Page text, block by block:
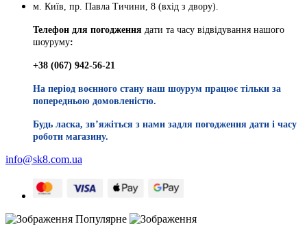
м. Київ, пр. Павла Тичини, 8 (вхід з двору).
Телефон для погодження дати та часу відвідування нашого
шоуруму:
+38 (067) 942-56-21
На період воєнного стану наш шоурум працює тільки за
попередньою домовленістю.
Будь ласка, звʼяжіться з нами задля погодження дати і часу
роботи магазину.
info@sk8.com.ua
Популярне